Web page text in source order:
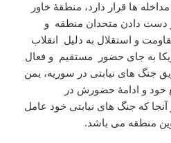
ها قرار دارد، منطقۀ خاور
دست دادن متحدان منطقه و
و استقلال به دلیل انقلاب
به جای حضور مستقیم و فعال
جنگ های نیابتی در سوریه، یمن
خود و ادامۀ حضورش در
آنجا که جنگ های نیابتی خود عامل
منطقه می باشد.